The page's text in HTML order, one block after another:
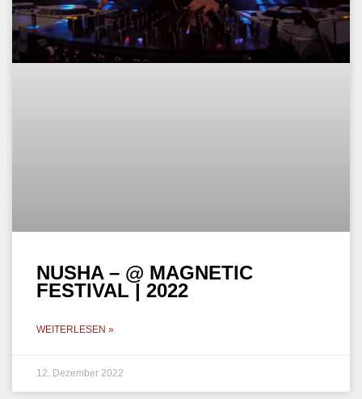
NUSHA – @ MAGNETIC
FESTIVAL | 2022
WEITERLESEN »
12. Dezember 2022